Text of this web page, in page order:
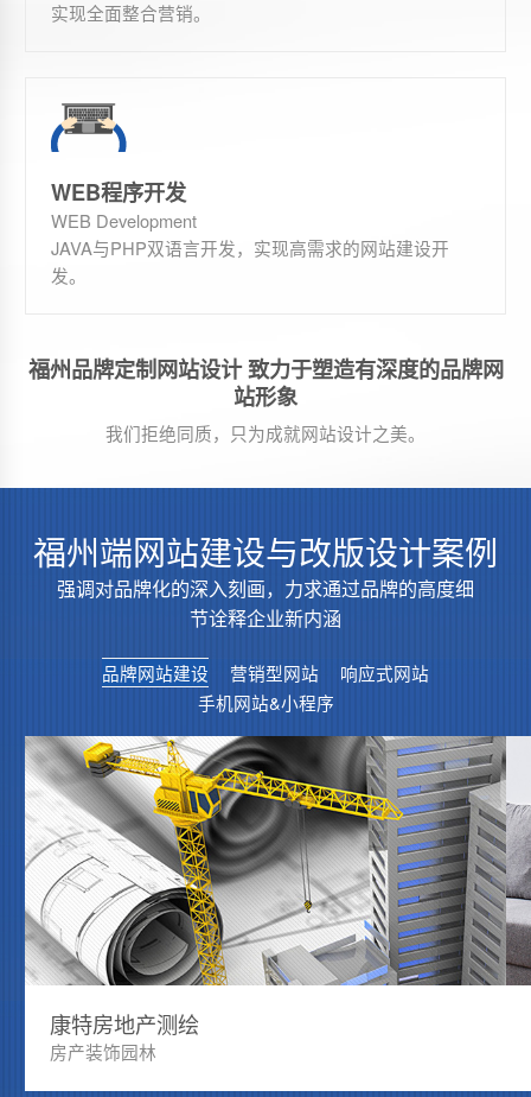
实现全面整合营销。
WEB程序开发
WEB Development
JAVA与PHP双语言开发，实现高需求的网站建设开
发。
福州品牌定制网站设计 致力于塑造有深度的品牌网
站形象
我们拒绝同质，只为成就网站设计之美。
福州端网站建设与改版设计案例
强调对品牌化的深入刻画，力求通过品牌的高度细
节诠释企业新内涵
品牌网站建设 营销型网站
响应式网站
手机网站&小程序
康特房地产测绘
房产装饰园林